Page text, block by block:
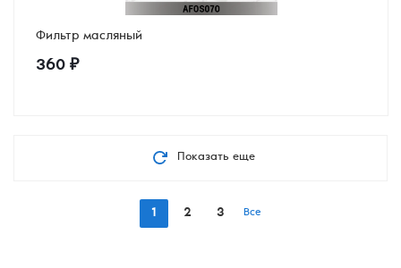
Фильтр масляный
360 ₽
Показать еще
1 2 3 Все